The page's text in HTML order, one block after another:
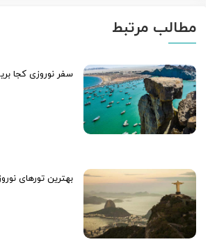
مطالب مرتبط
سفر نوروزی کجا بریم؟
بهترین تورهای نوروز 1404